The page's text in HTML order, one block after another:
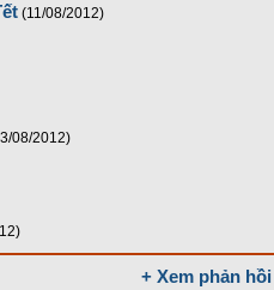
(11/08/2012)
08/2012)
+ Xem phản hồi